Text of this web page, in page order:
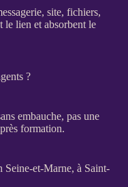
site, fichiers,
le lien et absorbent le
?
embauche, pas une
formation.
Seine-et-Marne, à Saint-